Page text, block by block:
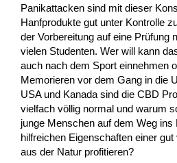
Panikattacken sind mit dieser
Hanfprodukte gut unter Kontrolle
der Vorbereitung auf eine Prüfung
vielen Studenten. Wer will kann
auch nach dem Sport einnehmen
Memorieren vor dem Gang in die
USA und Kanada sind die CBD
vielfach völlig normal und warum
junge Menschen auf dem Weg ins
hilfreichen Eigenschaften einer
aus der Natur profitieren?